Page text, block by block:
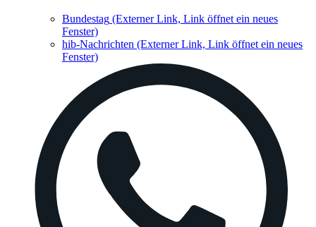
Bundestag (Externer Link, Link öffnet ein neues
Fenster)
hib-Nachrichten (Externer Link, Link öffnet ein neues
Fenster)